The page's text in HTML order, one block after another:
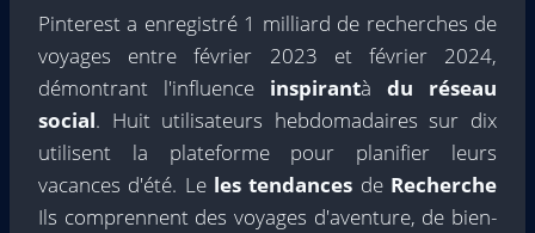
Pinterest a enregistré 1 milliard de recherches de
voyages entre février 2023 et février 2024,
démontrant l'influence inspirantà du réseau
social. Huit utilisateurs hebdomadaires sur dix
utilisent la plateforme pour planifier leurs
vacances d'été. Le les tendances de Recherche
Ils comprennent des voyages d'aventure, de bien-